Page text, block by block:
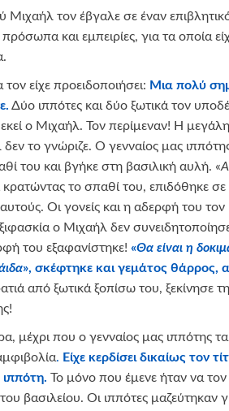
Μιχαήλ τον έβγαλε σε έναν
και εμπειρίες, για τα οποία
είχε προειδοποιήσει: Μια πολύ
Δύο ιππότες και δύο ξωτικά τον
εκεί ο Μιχαήλ. Τον περίμεναν! Η
το γνώριζε. Ο γενναίος μας
του και βγήκε στη βασιλική αυλή. «
κρατώντας το σπαθί του, επιδόθηκε
Οι γονείς και η αδερφή του
ο Μιχαήλ δεν
του εξαφανίστηκε! «Θα είναι η
», σκέφτηκε και γεμάτος θάρρος,
από ξωτικά ξοπίσω του, ξεκίνησε
μέχρι που ο γενναίος μας ιππότης
. Είχε κερδίσει δικαίως τον
Το μόνο που έμενε ήταν να
βασιλείου. Οι ιππότες μαζεύτηκαν